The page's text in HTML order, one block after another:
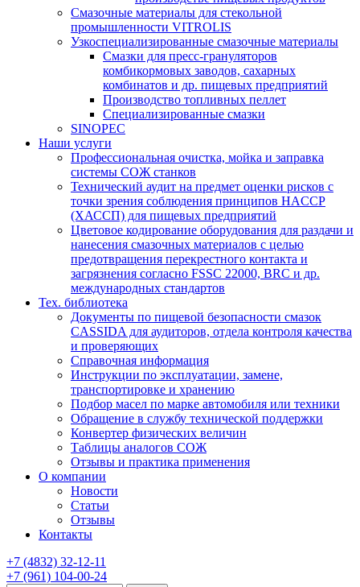
Смазочные материалы для стекольной
промышленности VITROLIS
Узкоспециализированные смазочные материалы
Смазки для пресс-грануляторов
комбикормовых заводов, сахарных
комбинатов и др. пищевых предприятий
Производство топливных пеллет
Специализированные смазки
SINOPEC
Наши услуги
Профессиональная очистка, мойка и заправка
системы СОЖ станков
Технический аудит на предмет оценки рисков с
точки зрения соблюдения принципов HACCP
(ХАССП) для пищевых предприятий
Цветовое кодирование оборудования для раздачи и
нанесения смазочных материалов с целью
предотвращения перекрестного контакта и
загрязнения согласно FSSC 22000, BRC и др.
международных стандартов
Тех. библиотека
Документы по пищевой безопасности смазок
CASSIDA для аудиторов, отдела контроля качества
и проверяющих
Справочная информация
Инструкции по эксплуатации, замене,
транспортировке и хранению
Подбор масел по марке автомобиля или техники
Обращение в службу технической поддержки
Конвертер физических величин
Таблицы аналогов СОЖ
Отзывы и практика применения
О компании
Новости
Статьи
Отзывы
Контакты
+7 (4832) 32-12-11
+7 (961) 104-00-24